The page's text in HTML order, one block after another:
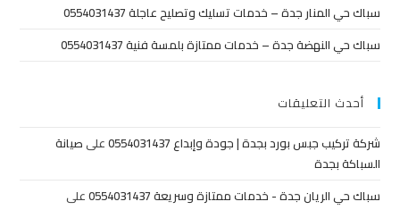
سباك حي المنار جدة – خدمات تسليك وتصليح عاجلة 0554031437
سباك حي النهضة جدة – خدمات ممتازة بلمسة فنية 0554031437
أحدث التعليقات
شركة تركيب جبس بورد بجدة | جودة وإبداع 0554031437
علىصيانة
السباكة بجدة
سباك حي الريان جدة - خدمات ممتازة وسريعة 0554031437
على